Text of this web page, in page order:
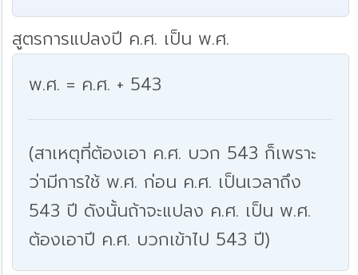
สูตรการแปลงปี ค.ศ. เป็น พ.ศ.
พ.ศ. = ค.ศ. + 543
(สาเหตุที่ต้องเอา ค.ศ. บวก 543 ก็เพราะ
ว่ามีการใช้ พ.ศ. ก่อน ค.ศ. เป็นเวลาถึง
543 ปี ดังนั้นถ้าจะแปลง ค.ศ. เป็น พ.ศ.
ต้องเอาปี ค.ศ. บวกเข้าไป 543 ปี)